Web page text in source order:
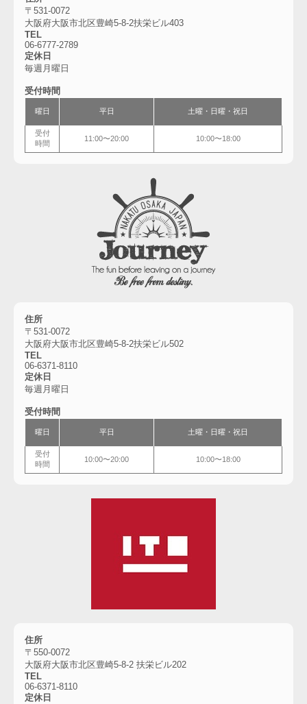
〒531-0072
大阪府大阪市北区豊崎5-8-2扶栄ビル403
TEL
06-6777-2789
定休日
毎週月曜日
受付時間
曜日 平日 土曜・ 日曜・祝日
受付
時間
11:00〜20:00 10:00〜18:00
住所
〒531-0072
大阪府大阪市北区豊崎5-8-2扶栄ビル502
TEL
06-6371-8110
定休日
毎週月曜日
受付時間
曜日 平日 土曜・ 日曜・祝日
受付
時間
10:00〜20:00 10:00〜18:00
住所
〒550-0072
大阪府大阪市北区豊崎5-8-2 扶栄ビル202
TEL
06-6371-8110
定休日